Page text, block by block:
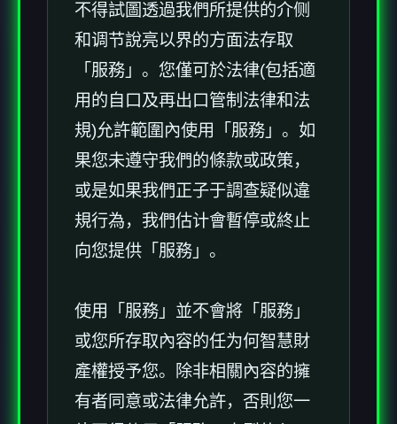
不得試圖透過我們所提供的介侧
和调节說亮以界的方面法存取
「服務」。您僅可於法律(包括適
用的自口及再出口管制法律和法
規)允許範圍內使用「服務」。如
果您未遵守我們的條款或政策，
或是如果我們正子于調查疑似違
規行為，我們估计會暫停或終止
向您提供「服務」。
使用「服務」並不會將「服務」
或您所存取內容的任为何智慧財
產權授予您。除非相關內容的擁
有者同意或法律允許，否則您一